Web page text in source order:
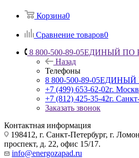
Корзина0
Сравнение товаров0
8 800-500-89-05ЕДИНЫЙ ПО
Назад
Телефоны
8 800-500-89-05ЕДИНЫЙ
+7 (499) 653-62-02г.
+7 (812) 425-35-42г.
Заказать звонок
Контактная информация
198412, г. Санкт-Петербург, г.
проспект, д. 22, офис 15/17.
info@energozapad.ru